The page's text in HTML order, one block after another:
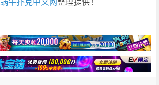
蜗牛扑克中文网整理提供！